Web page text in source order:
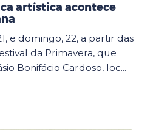
artística acontece
e domingo, 22, a partir das
da Primavera, que
Bonifácio Cardoso, loc...